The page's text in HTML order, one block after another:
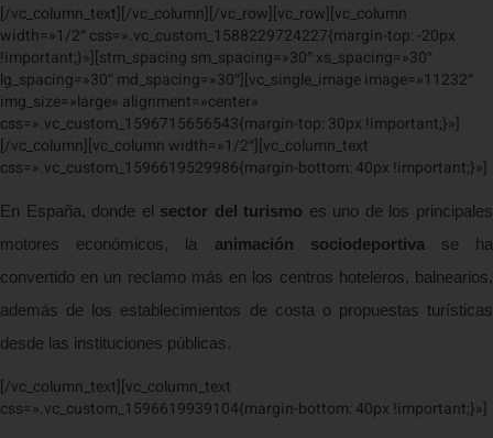
[/vc_column_text][/vc_column][/vc_row][vc_row][vc_column
width=»1/2″ css=».vc_custom_1588229724227{margin-top: -20px
!important;}»][stm_spacing sm_spacing=»30″ xs_spacing=»30″
lg_spacing=»30″ md_spacing=»30″][vc_single_image image=»11232″
img_size=»large» alignment=»center»
css=».vc_custom_1596715656543{margin-top: 30px !important;}»]
[/vc_column][vc_column width=»1/2″][vc_column_text
css=».vc_custom_1596619529986{margin-bottom: 40px !important;}»]
En España, donde el sector del turismo es uno de los principales
motores económicos, la animación sociodeportivase ha
convertido en un reclamo más en los centros hoteleros, balnearios,
además de los establecimientos de costa o propuestas turísticas
desde las instituciones públicas.
[/vc_column_text][vc_column_text
css=».vc_custom_1596619939104{margin-bottom: 40px !important;}»]